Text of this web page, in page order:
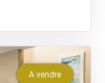
A vendre